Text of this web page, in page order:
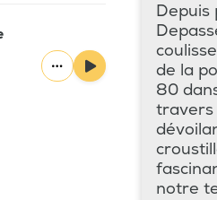
Depuis
de la
80
travers
notre